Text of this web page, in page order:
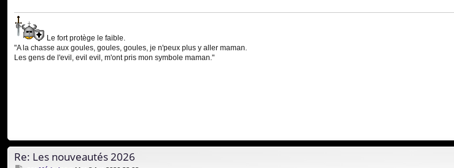
g
Le fort protège le faible.
"A la chasse aux goules, goules, goules, je n'peux plus y aller maman.
Les gens de l'evil, evil evil, m'ont pris mon symbole maman."
Re: Les nouveautés 2026